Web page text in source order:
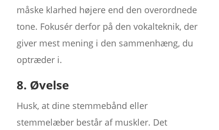
måske klarhed højere end den overordnede
tone. Fokusér derfor på den vokalteknik, der
giver mest mening i den sammenhæng, du
optræder i.
8. Øvelse
Husk, at dine stemmebånd eller
stemmelæber består af muskler. Det